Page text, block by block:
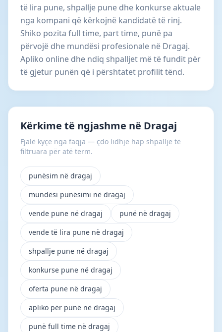
të lira pune, shpallje pune dhe konkurse aktuale
nga kompani që kërkojnë kandidatë të rinj.
Shiko pozita full time, part time, punë pa
përvojë dhe mundësi profesionale në Dragaj.
Apliko online dhe ndiq shpalljet më të fundit për
të gjetur punën që i përshtatet profilit tënd.
Kërkime të ngjashme në Dragaj
Fjalë kyçe nga faqja — çdo lidhje hap shpallje të
filtruara për atë term.
punësim në dragaj
mundësi punësimi në dragaj
vende pune në dragaj
punë në dragaj
vende të lira pune në dragaj
shpallje pune në dragaj
konkurse pune në dragaj
oferta pune në dragaj
apliko për punë në dragaj
punë full time në dragaj